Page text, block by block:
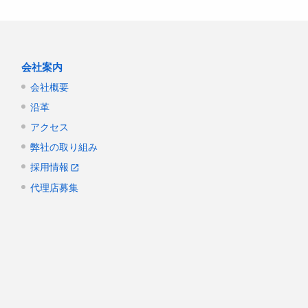
会社案内
会社概要
沿革
アクセス
弊社の取り組み
採用情報
代理店募集